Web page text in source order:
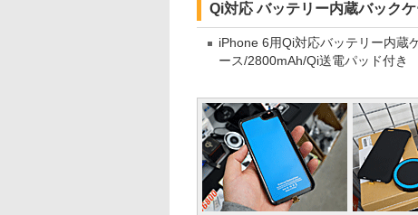
Qi対応 バッテリー内蔵バック
iPhone 6用Qi対応バッテリー内蔵
ース/2800mAh/Qi送電パッド付き